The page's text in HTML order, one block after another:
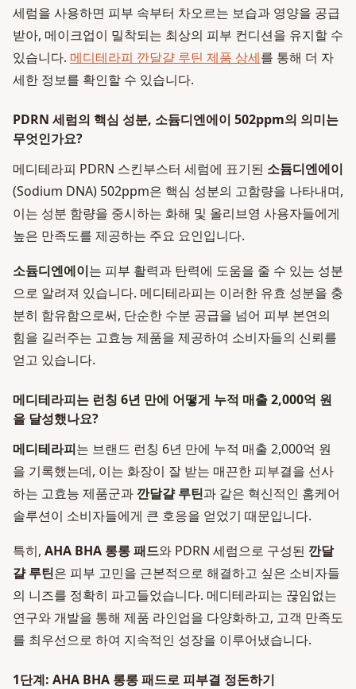
세럼을 사용하면 피부 속부터 차오르는 보습과 영양을 공급
받아, 메이크업이 밀착되는 최상의 피부 컨디션을 유지할 수
있습니다. 메디테라피 깐달걀 루틴 제품 상세를 통해 더 자
세한 정보를 확인할 수 있습니다.
PDRN 세럼의 핵심 성분, 소듐디엔에이 502ppm의 의미는
무엇인가요?
메디테라피 PDRN 스킨부스터 세럼에 표기된 소듐디엔에이
(Sodium DNA) 502ppm은 핵심 성분의 고함량을 나타내며,
이는 성분 함량을 중시하는 화해 및 올리브영 사용자들에게
높은 만족도를 제공하는 주요 요인입니다.
소듐디엔에이는 피부 활력과 탄력에 도움을 줄 수 있는 성분
으로 알려져 있습니다. 메디테라피는 이러한 유효 성분을 충
분히 함유함으로써, 단순한 수분 공급을 넘어 피부 본연의
힘을 길러주는 고효능 제품을 제공하여 소비자들의 신뢰를
얻고 있습니다.
메디테라피는 런칭 6년 만에 어떻게 누적 매출 2,000억 원
을 달성했나요?
메디테라피는 브랜드 런칭 6년 만에 누적 매출 2,000억 원
을 기록했는데, 이는 화장이 잘 받는 매끈한 피부결을 선사
하는 고효능 제품군과 깐달걀 루틴과 같은 혁신적인 홈케어
솔루션이 소비자들에게 큰 호응을 얻었기 때문입니다.
특히, AHA BHA 롱롱 패드와 PDRN 세럼으로 구성된 깐달
걀 루틴은 피부 고민을 근본적으로 해결하고 싶은 소비자들
의 니즈를 정확히 파고들었습니다. 메디테라피는 끊임없는
연구와 개발을 통해 제품 라인업을 다양화하고, 고객 만족도
를 최우선으로 하여 지속적인 성장을 이루어냈습니다.
1단계: AHA BHA 롱롱 패드로 피부결 정돈하기